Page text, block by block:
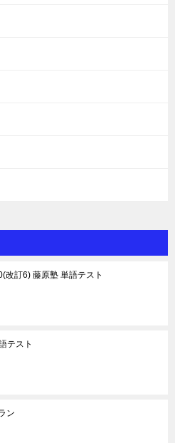
改訂6) 藤原塾 単語テスト
テスト
ン